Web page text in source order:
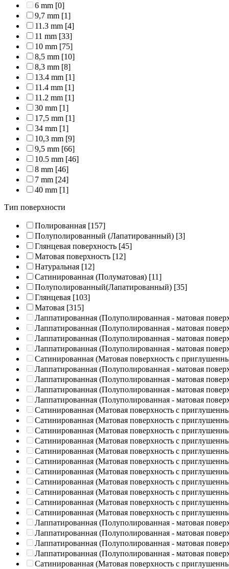
6 mm [0]
9,7 mm [1]
11.3 mm [4]
11 mm [33]
10 mm [75]
8,5 mm [10]
8,3 mm [8]
13.4 mm [1]
11.4 mm [1]
11.2 mm [1]
30 mm [1]
17,5 mm [1]
34 mm [1]
10,3 mm [9]
9,5 mm [66]
10.5 mm [46]
8 mm [46]
7 mm [24]
40 mm [1]
Тип поверхности
Полированная [157]
Полуполированный (Лапатированный) [3]
Глянцевая поверхность [45]
Матовая поверхность [12]
Натуральная [12]
Сатинированная (Полуматовая) [11]
Полуполированный(Лапатированный) [35]
Глянцевая [103]
Матовая [315]
Лаппатированная (Полуполированная - матовая
Лаппатированная (Полуполированная - матовая
Лаппатированная (Полуполированная - матовая
Лаппатированная (Полуполированная - матовая
Сатинированная (Матовая поверхность с
Лаппатированная (Полуполированная - матовая
Лаппатированная (Полуполированная - матовая
Лаппатированная (Полуполированная - матовая
Лаппатированная (Полуполированная - матовая
Сатинированная (Матовая поверхность с
Сатинированная (Матовая поверхность с
Сатинированная (Матовая поверхность с
Сатинированная (Матовая поверхность с
Сатинированная (Матовая поверхность с
Сатинированная (Матовая поверхность с
Сатинированная (Матовая поверхность с
Сатинированная (Матовая поверхность с
Сатинированная (Матовая поверхность с
Сатинированная (Матовая поверхность с
Сатинированная (Матовая поверхность с
Лаппатированная (Полуполированная - матовая
Лаппатированная (Полуполированная - матовая
Лаппатированная (Полуполированная - матовая
Лаппатированная (Полуполированная - матовая
Сатинированная (Матовая поверхность с